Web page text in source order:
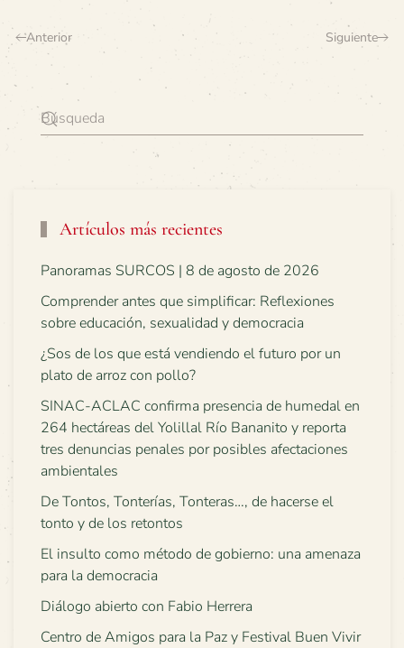
Anterior Siguiente
Artículos más recientes
Panoramas SURCOS | 8 de agosto de 2026
Comprender antes que simplificar: Reflexiones
sobre educación, sexualidad y democracia
¿Sos de los que está vendiendo el futuro por un
plato de arroz con pollo?
SINAC-ACLAC confirma presencia de humedal en
264 hectáreas del Yolillal Río Bananito y reporta
tres denuncias penales por posibles afectaciones
ambientales
De Tontos, Tonterías, Tonteras…, de hacerse el
tonto y de los retontos
El insulto como método de gobierno: una amenaza
para la democracia
Diálogo abierto con Fabio Herrera
Centro de Amigos para la Paz y Festival Buen Vivir